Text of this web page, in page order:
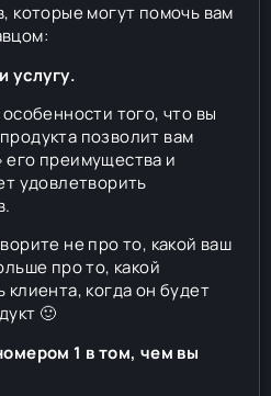
которые могут помочь вам
услугу.
того, что вы
позволит вам
его преимущества и
удовлетворить
не про то, какой ваш
про то, какой
клиента, когда он будет
🙂
1 в том, чем вы